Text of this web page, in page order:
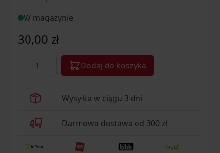
W magazynie
30,00 zł
Dodaj do koszyka
Wysyłka w ciągu 3 dni
Darmowa dostawa od 300 zł